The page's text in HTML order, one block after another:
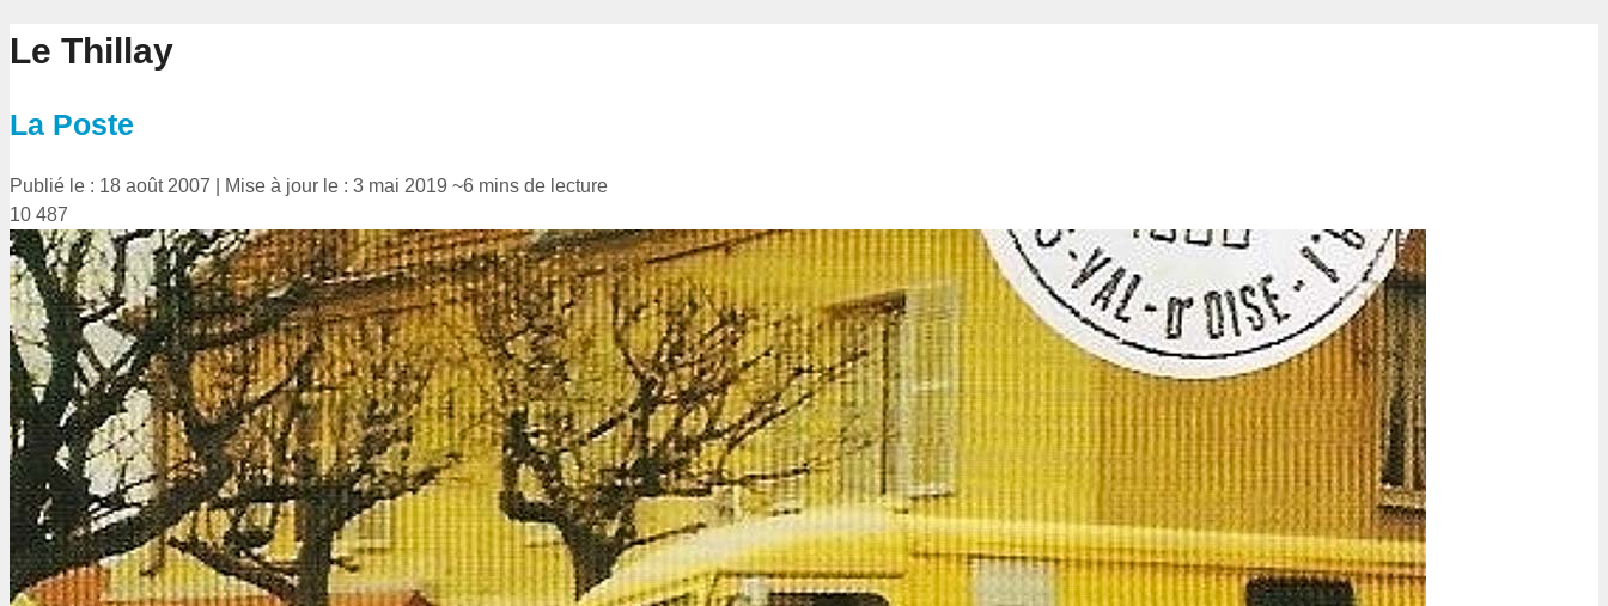
Le Thillay
La Poste
Publié le : 18 août 2007 Mise à jour le : 3 mai 2019 ~6 mins de lecture
10 487